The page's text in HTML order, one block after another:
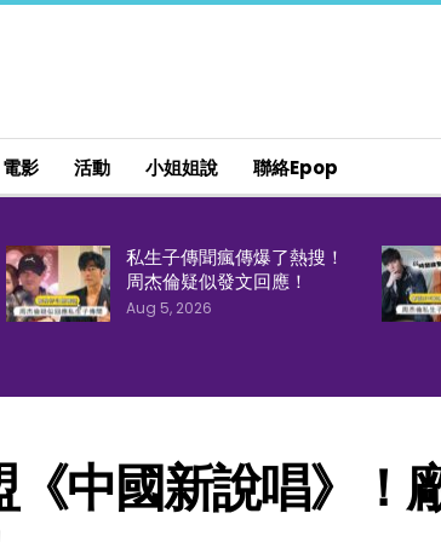
電影 活動 小姐姐說 聯絡epop
私生子傳聞瘋傳爆了熱搜！
周杰倫疑似發文回應！
Aug 5, 2026
中國新說唱》！